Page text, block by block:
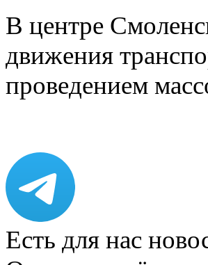
В центре
движения
проведением
Есть для нас